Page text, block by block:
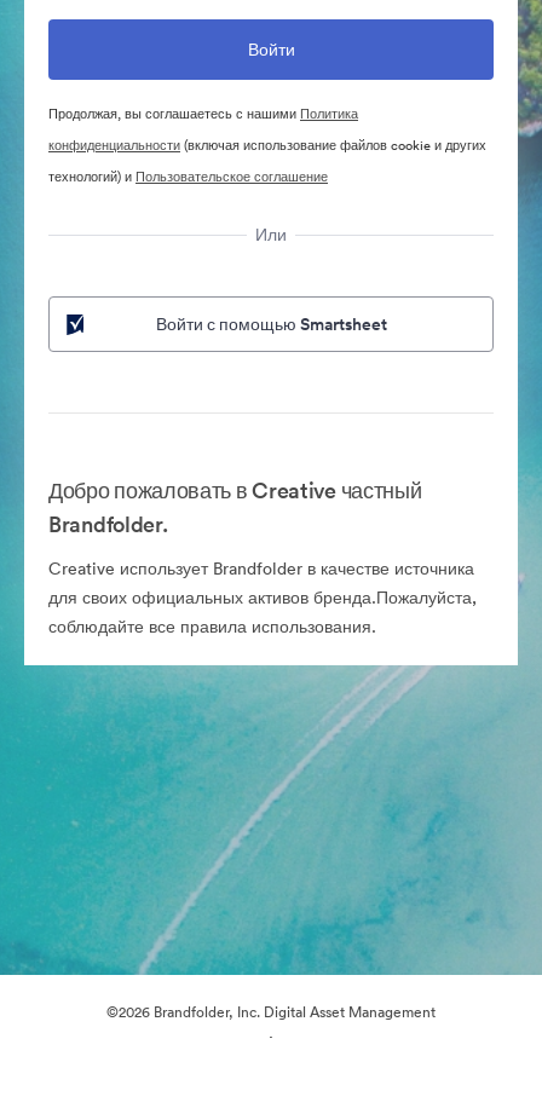
Продолжая, вы соглашаетесь с нашими Политика
конфиденциальности(включая использование файлов cookie и других
технологий) и Пользовательское соглашение
Или
Войти с помощью Smartsheet
Добро пожаловать в Creative частный
Brandfolder.
Creative использует Brandfolder в качестве источника
для своих официальных активов бренда.Пожалуйста,
соблюдайте все правила использования.
©2026 Brandfolder, Inc. Digital Asset Management
·